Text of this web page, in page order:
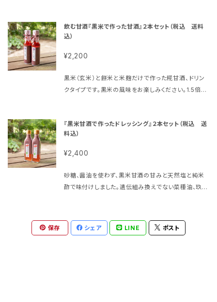
けします。メッセージくださいませ。
飲む甘酒『黒米で作った甘酒』２本セット（税込 送料
込）
¥2,200
黒米（玄米）と餅米と米麹だけで作った糀甘酒、ドリン
クタイプです。黒米の風味をお楽しみください。1.5倍程
ピ付き。
『黒米甘酒で作ったドレッシング』２本セット（税込 送
料込）
¥2,400
砂糖、醤油を使わず、黒米甘酒の甘みと天然塩と純米
酢で味付けしました。遺伝組み換えでない菜種油、玖珠
シングです。
保存
シェア LINE ポスト